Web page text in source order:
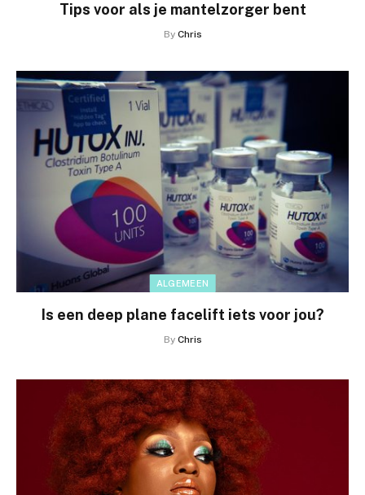
Tips voor als je mantelzorger bent
By Chris
ALGEMEEN
Is een deep plane facelift iets voor jou?
By Chris